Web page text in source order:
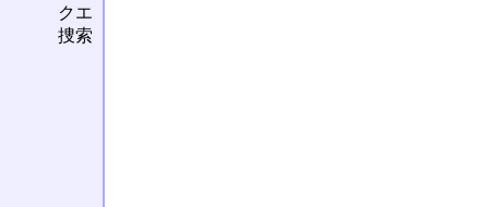
クエ
捜索